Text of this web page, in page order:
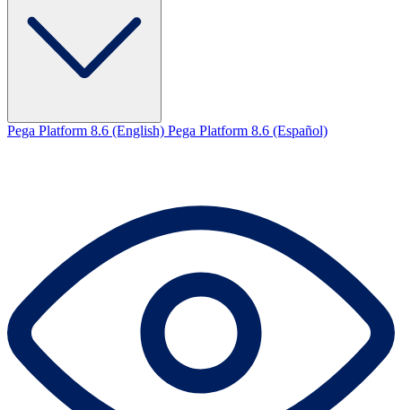
Pega Platform 8.6 (English) Pega Platform 8.6 (Español)